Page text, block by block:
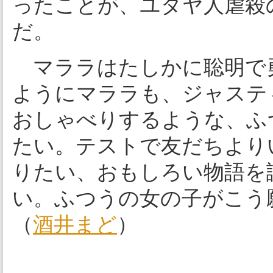
ったことが、ユダヤ人虐
だ。
マララはたしかに聡明で
ようにマララも、ジャス
おしゃべりするような、
たい。テストで友だちよ
りたい、おもしろい物語
い。ふつうの女の子がこ
（酒井まど）